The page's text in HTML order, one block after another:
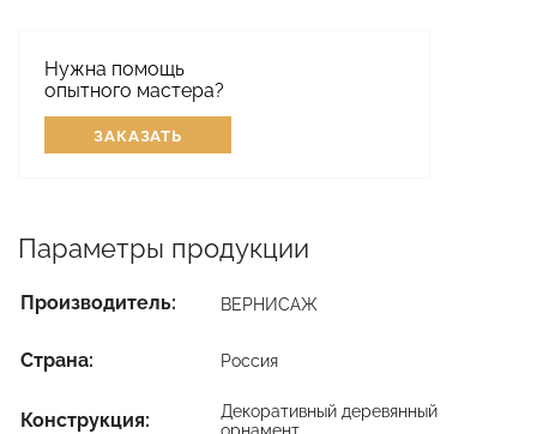
Нужна помощь
опытного мастера?
ЗАКАЗАТЬ
Параметры продукции
Производитель: ВЕРНИСАЖ
Страна: Россия
Конструкция:
Декоративный деревянный